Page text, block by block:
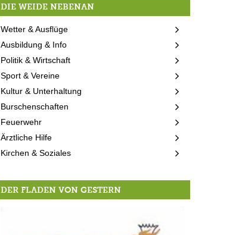
DIE WEIDE NEBENAN
Wetter & Ausflüge
Ausbildung & Info
Politik & Wirtschaft
Sport & Vereine
Kultur & Unterhaltung
Burschenschaften
Feuerwehr
Ärztliche Hilfe
Kirchen & Soziales
DER FLADEN VON GESTERN